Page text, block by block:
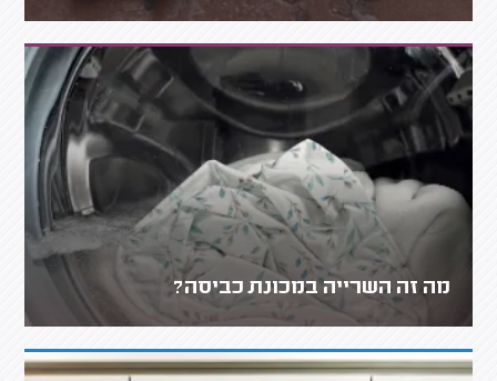
מה זה השרייה במכונת כביסה?